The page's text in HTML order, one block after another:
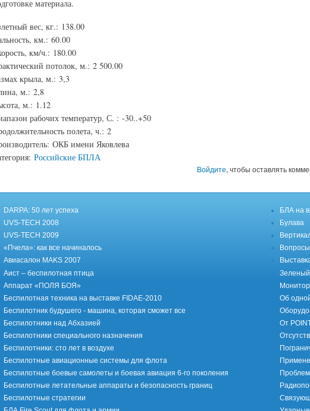
материала.
вес, кг.: 138.00
км.: 60.00
км/ч.: 180.00
потолок, м.: 2 500.00
крыла, м.: 3,3
м.: 2,8
м.: 1.12
рабочих температур, С. : -30..+50
полета, ч.: 2
ОКБ имени Яковлева
Российские БПЛА
Войдите, чтобы оставлять
DARPA: 50 лет успеха
UVS-TECH 2008
UVS-TECH 2009
«Пчела»: как все начиналось
Авиасалон MAKS 2007
Аист – беспилотная птица
Аппарат «ПОЛЯ БОЯ»
Беспилотная техника на выставке FIDAE-2010
Беспилотник будушего - машина, которая сможет все
Беспилотники над Абхазией
Беспилотники специального назначения
Беспилотники: сто лет в воздухе
Беспилотные авиационные системы для флота
Беспилотные боевые самолеты и боевая авиация 6-го поколения
Беспилотные летательные аппараты и безопасность границ
Беспилотные стратегии
БЛА на
Булава
Зеленый
Об
От